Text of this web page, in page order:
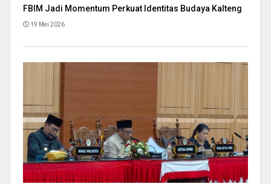
FBIM Jadi Momentum Perkuat Identitas Budaya Kalteng
19 Mei 2026